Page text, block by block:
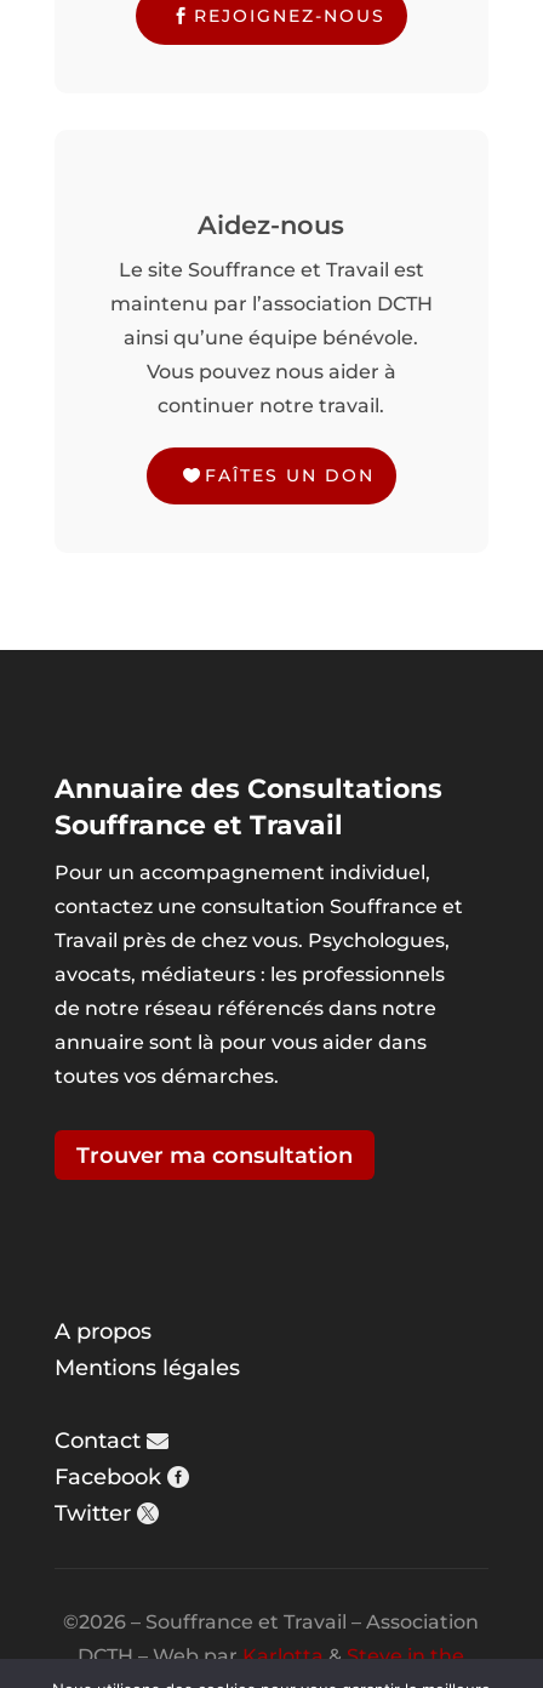
REJOIGNEZ-NOUS
Aidez-nous
Le site Souffrance et Travail est
maintenu par l’association DCTH
ainsi qu’une équipe bénévole.
Vous pouvez nous aider à
continuer notre travail.
FAÎTES UN DON
Annuaire des Consultations
Souffrance et Travail
Pour un accompagnement individuel,
contactez une consultation Souffrance et
Travail près de chez vous. Psychologues,
avocats, médiateurs : les professionnels
de notre réseau référencés dans notre
annuaire sont là pour vous aider dans
toutes vos démarches.
Trouver ma consultation
A propos
Mentions légales
Contact
Facebook
Twitter
©2026 – Souffrance et Travail – Association
DCTH – Web parKarlotta&Steve in the